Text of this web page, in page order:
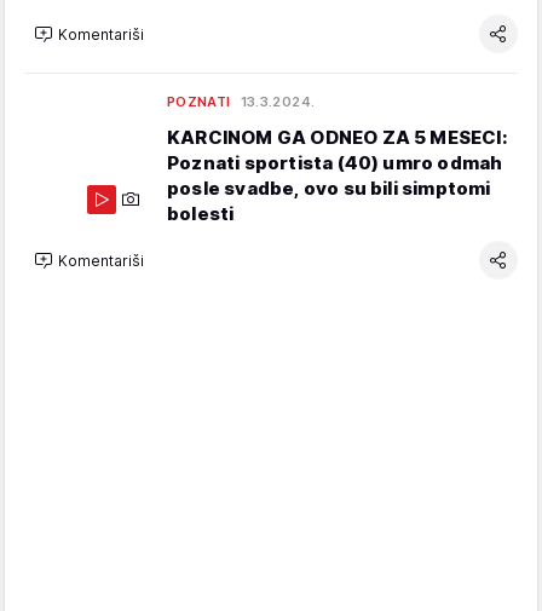
Komentariši
POZNATI 13.3.2024.
KARCINOM GA ODNEO ZA 5 MESECI:
Poznati sportista (40) umro odmah
posle svadbe, ovo su bili simptomi
bolesti
Komentariši